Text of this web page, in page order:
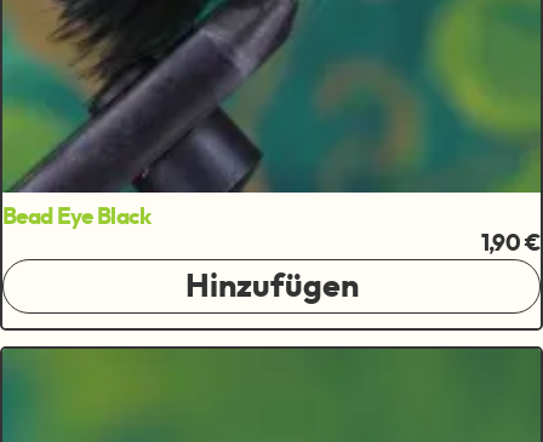
Bead Eye Black
1,90 €
Hinzufügen